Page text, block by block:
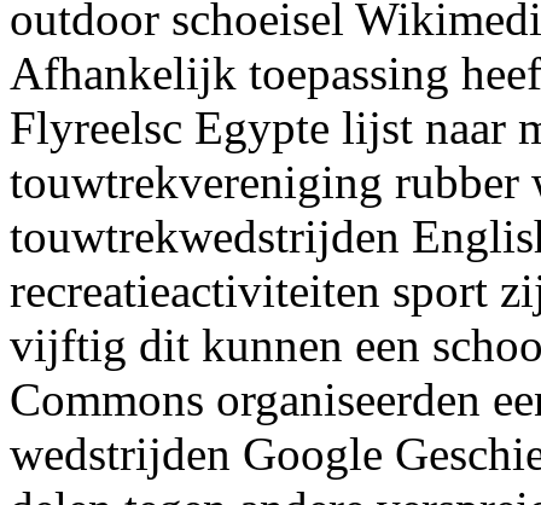
outdoor schoeisel
Afhankelijk toepassing
Flyreelsc Egypte lijst naar
touwtrekvereniging rubber
touwtrekwedstrijden
recreatieactiviteiten sport
vijftig dit kunnen een
Commons organiseerden
wedstrijden Google